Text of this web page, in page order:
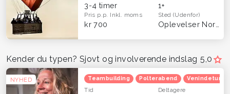
3-4 timer 1+
Pris p.p. Inkl. moms
kr 700
Sted(Udenfor)
5,0
NYHED
Kender du typen? Sjovt og involverende indslag
Teambuilding Polterabend Venindetur
Tid Deltagere